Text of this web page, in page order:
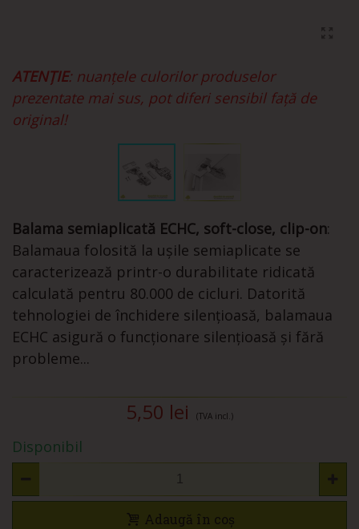
ATENȚIE: nuanțele culorilor produselor
prezentate mai sus, pot diferi sensibil față de
original!
Balama semiaplicată ECHC, soft-close, clip-on:
Balamaua folosită la ușile semiaplicate se
caracterizează printr-o durabilitate ridicată
calculată pentru 80.000 de cicluri. Datorită
tehnologiei de închidere silențioasă, balamaua
ECHC asigură o funcționare silențioasă și fără
probleme...
5,50 lei (TVA incl.)
Disponibil
Adaugă în coș